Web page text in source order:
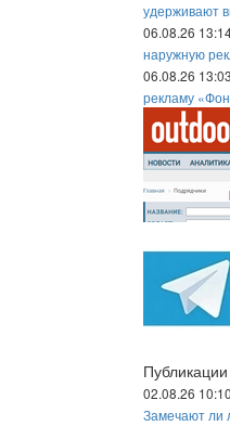
удерживают
06.08.26
наружную
06.08.26 13:03
рекламу
Публикации
02.08.26 10:10
Замечают ли